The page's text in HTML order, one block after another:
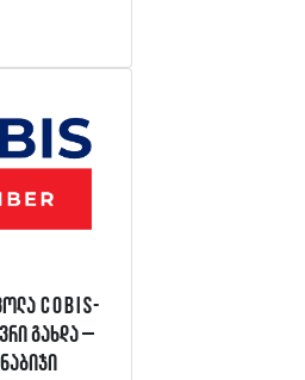
COBIS-
გახდა –